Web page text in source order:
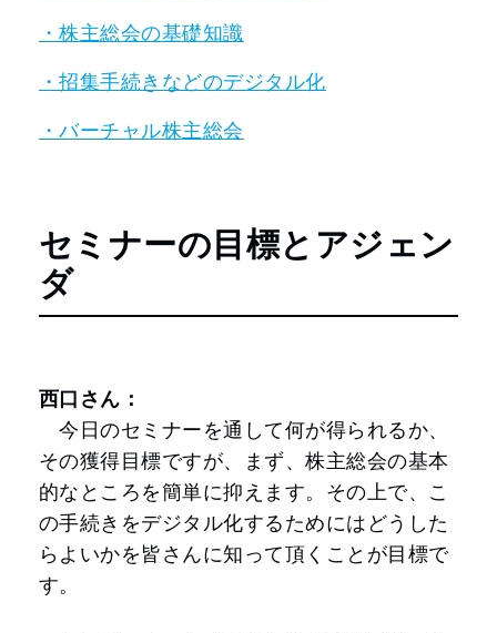
・株主総会の基礎知識
・招集手続きなどのデジタル化
・バーチャル株主総会
セミナーの目標とアジェン
ダ
西口さん：
今日のセミナーを通して何が得られるか、
その獲得目標ですが、まず、株主総会の基本
的なところを簡単に抑えます。その上で、こ
の手続きをデジタル化するためにはどうした
らよいかを皆さんに知って頂くことが目標で
す。